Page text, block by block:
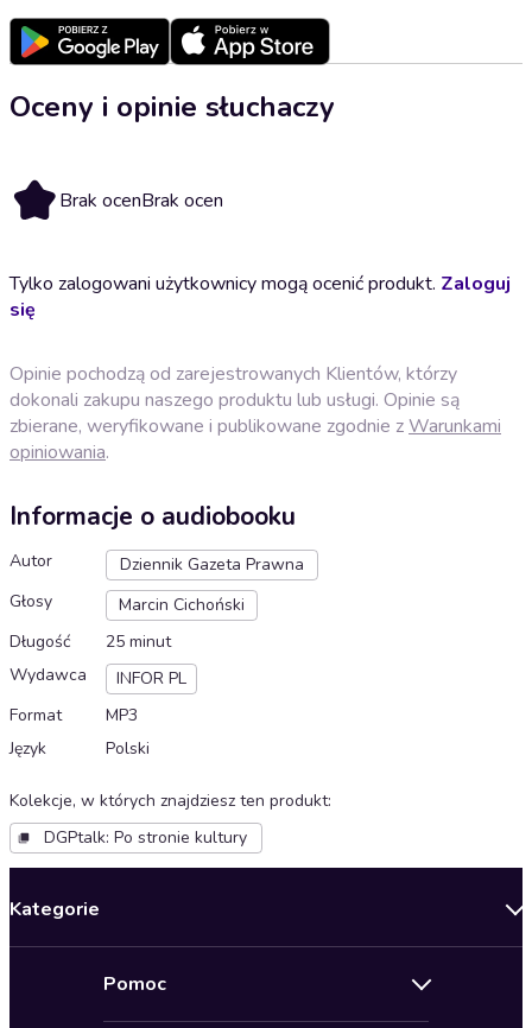
Oceny i opinie słuchaczy
Brak ocenBrak ocen
Tylko zalogowani użytkownicy mogą ocenić produkt. Zaloguj
się
Opinie pochodzą od zarejestrowanych Klientów, którzy
dokonali zakupu naszego produktu lub usługi. Opinie są
zbierane, weryfikowane i publikowane zgodnie zWarunkami
opiniowania.
Informacje o audiobooku
Autor
Dziennik Gazeta Prawna
Głosy
Marcin Cichoński
Długość
25 minut
Wydawca
INFOR PL
Format
MP3
Język
Polski
Kolekcje, w których znajdziesz ten produkt:
DGPtalk: Po stronie kultury
Kategorie
Pomoc